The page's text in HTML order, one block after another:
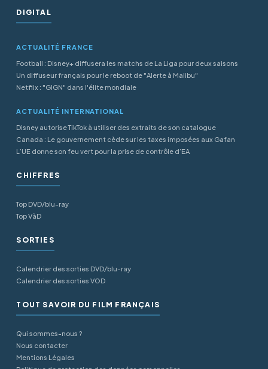
DIGITAL
ACTUALITÉ FRANCE
Football : Disney+ diffusera les matchs de La Liga pour deux saisons
Un diffuseur français pour le reboot de "Alerte à Malibu"
Netflix : "GIGN" dans l'élite mondiale
ACTUALITÉ INTERNATIONAL
Disney autorise TikTok à utiliser des extraits de son catalogue
Canada : Le gouvernement cède sur les taxes imposées aux Gafan
L’UE donne son feu vert pour la prise de contrôle d’EA
CHIFFRES
Top DVD/blu-ray
Top VàD
SORTIES
Calendrier des sorties DVD/blu-ray
Calendrier des sorties VOD
TOUT SAVOIR DU FILM FRANÇAIS
Qui sommes-nous ?
Nous contacter
Mentions Légales